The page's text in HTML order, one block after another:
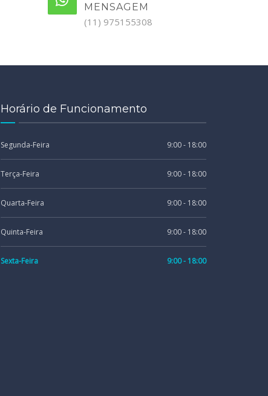
MENSAGEM
(11) 975155308
Horário de Funcionamento
Segunda-Feira 9:00 - 18:00
Terça-Feira 9:00 - 18:00
Quarta-Feira 9:00 - 18:00
Quinta-Feira 9:00 - 18:00
Sexta-Feira 9:00 - 18:00